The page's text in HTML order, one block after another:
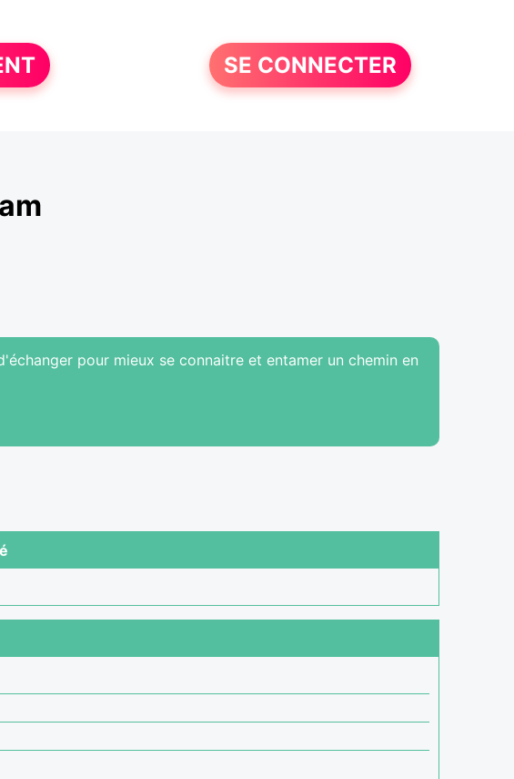
SE CONNECTER
pour mieux se connaitre et entamer un chemin en